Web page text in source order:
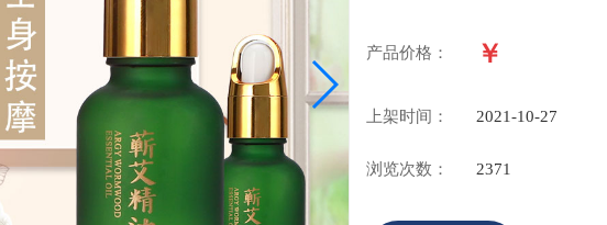
产品价格： ￥
上架时间： 2021-10-27
浏览次数： 2371